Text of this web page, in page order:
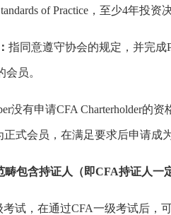
of Practice，至少4年投
指同意遵守协会的规定，并完成
会员。
有申请CFA Charterholder的
式会员，在满足要求后申请成
含持证人（即CFA持证人一
，在通过CFA一级考试后，可